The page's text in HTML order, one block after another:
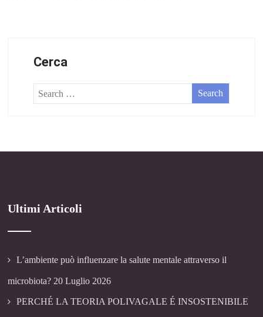
Cerca
Ultimi Articoli
L’ambiente può influenzare la salute mentale attraverso il
microbiota? 20 Luglio 2026
PERCHÉ LA TEORIA POLIVAGALE É INSOSTENIBILE